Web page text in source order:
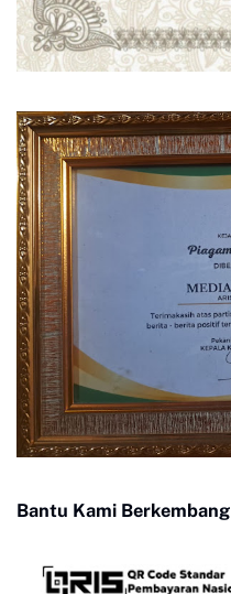
Bantu Kami Berkembang